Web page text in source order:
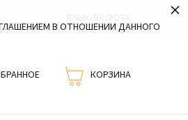
КОРЗИНА
В ОТНОШЕНИИ ДАННОГО
×